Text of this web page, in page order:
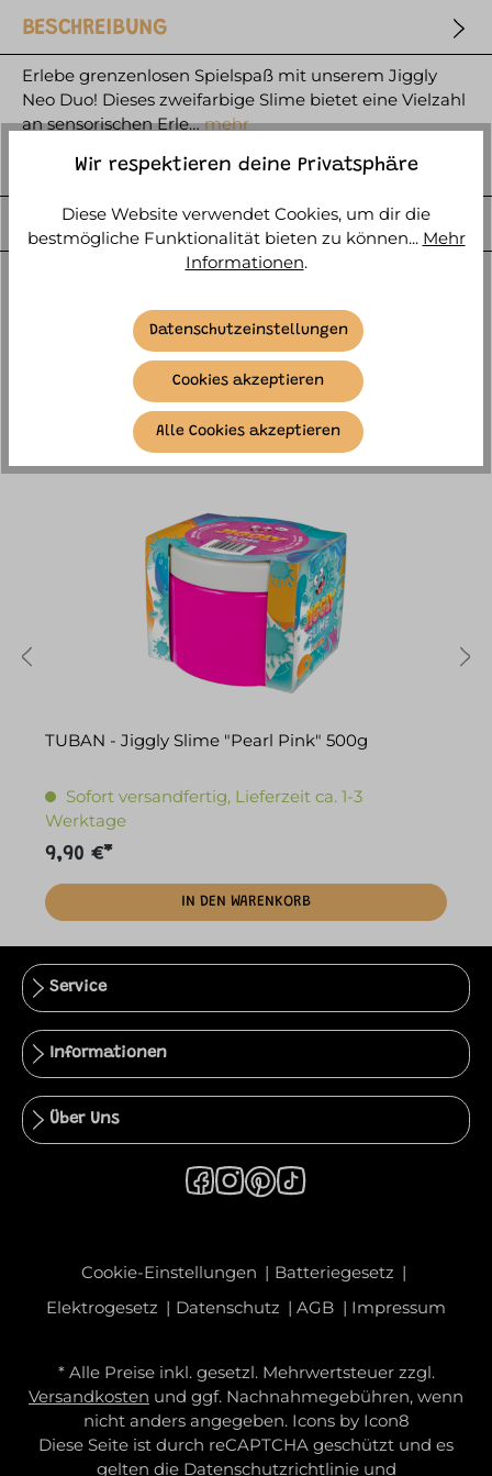
BESCHREIBUNG
Erlebe grenzenlosen Spielspaß mit unserem Jiggly
Neo Duo! Dieses zweifarbige Slime bietet eine Vielzahl
an sensorischen Erle…mehr
HERSTELLER
WEITERE ARTIKELINFOS
ÄHNLICHE ARTIKEL
TUBAN - Jiggly Slime "Pearl Pink" 500g
Sofort versandfertig, Lieferzeit ca. 1-3
Werktage
9,90 €*
IN DEN WARENKORB
Service
Informationen
Über Uns
Cookie-Einstellungen
Batteriegesetz
Elektrogesetz
Datenschutz AGB Impressum
* Alle Preise inkl. gesetzl. Mehrwertsteuer zzgl.
Versandkosten und ggf. Nachnahmegebühren, wenn
nicht anders angegeben. Icons by Icon8
Diese Seite ist durch reCAPTCHA geschützt und es
gelten die Datenschutzrichtlinieund
Wir respektieren deine Privatsphäre
Diese Website verwendet Cookies, um dir die
bestmögliche Funktionalität bieten zu können... Mehr
Informationen.
Datenschutzeinstellungen
Cookies akzeptieren
Alle Cookies akzeptieren